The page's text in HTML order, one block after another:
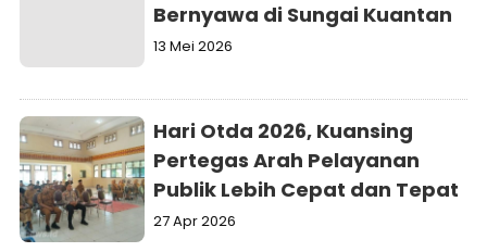
Bernyawa di Sungai Kuantan
13 Mei 2026
Hari Otda 2026, Kuansing
Pertegas Arah Pelayanan
Publik Lebih Cepat dan Tepat
27 Apr 2026